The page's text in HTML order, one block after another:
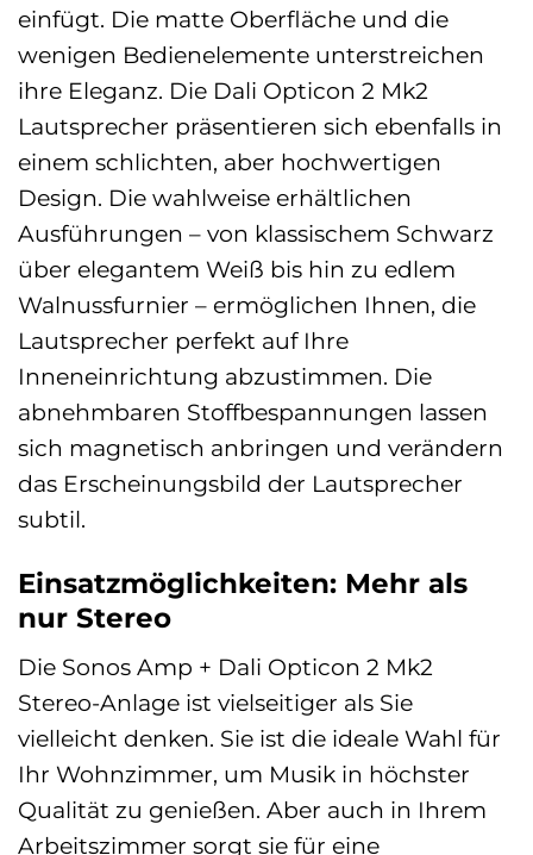
einfügt. Die matte Oberfläche und die
wenigen Bedienelemente unterstreichen
ihre Eleganz. Die Dali Opticon 2 Mk2
Lautsprecher präsentieren sich ebenfalls in
einem schlichten, aber hochwertigen
Design. Die wahlweise erhältlichen
Ausführungen – von klassischem Schwarz
über elegantem Weiß bis hin zu edlem
Walnussfurnier – ermöglichen Ihnen, die
Lautsprecher perfekt auf Ihre
Inneneinrichtung abzustimmen. Die
abnehmbaren Stoffbespannungen lassen
sich magnetisch anbringen und verändern
das Erscheinungsbild der Lautsprecher
subtil.
Einsatzmöglichkeiten: Mehr als
nur Stereo
Die Sonos Amp + Dali Opticon 2 Mk2
Stereo-Anlage ist vielseitiger als Sie
vielleicht denken. Sie ist die ideale Wahl für
Ihr Wohnzimmer, um Musik in höchster
Qualität zu genießen. Aber auch in Ihrem
Arbeitszimmer sorgt sie für eine